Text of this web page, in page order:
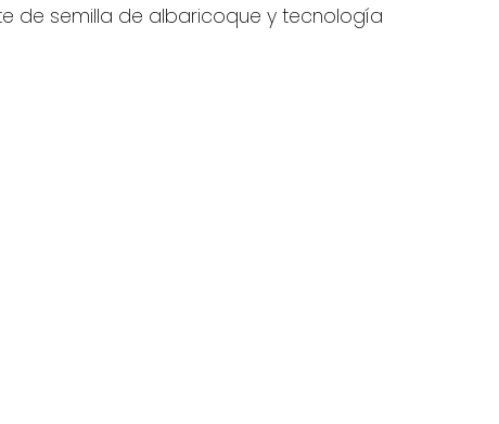
de semilla de albaricoque y tecnología